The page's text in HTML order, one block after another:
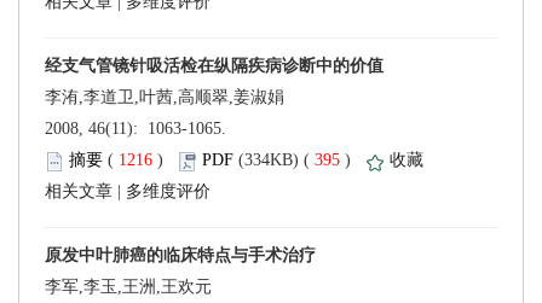
2008, 46(11): 1063-1065.
(
) 395 )
李军,李玉,王洲,王欢元